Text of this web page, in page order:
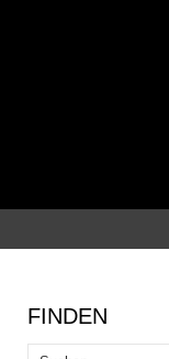
FINDEN
Suchen